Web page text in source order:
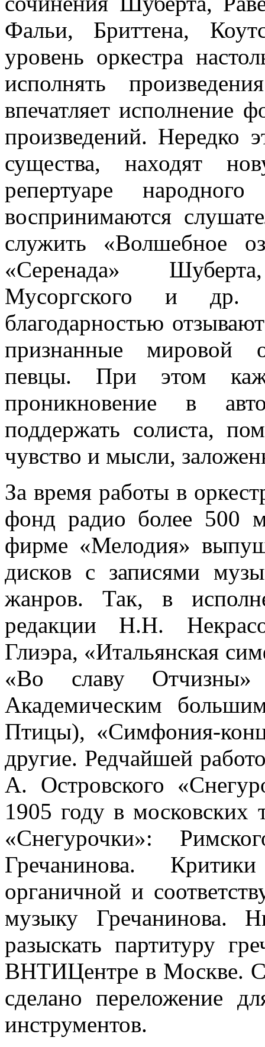
Фальи, Бриттена,
уровень оркестра
исполнять
впечатляет исполнение
произведений. Нередко
существа, находят
репертуаре
воспринимаются
служить «Волшебное
«Серенада»
Мусоргского и
благодарностью
признанные мировой
певцы. При этом
проникновение в
поддержать солиста,
чувство и мысли,
За время работы в
фонд радио более 500
фирме «Мелодия»
дисков с записями
жанров. Так, в
редакции Н.Н.
Глиэра, «Итальянская
«Во славу
Академическим
Птицы), «Симфония-
другие. Редчайшей
А. Островского
1905 году в московских
«Снегурочки»:
Гречанинова.
органичной и
музыку Гречанинова.
разыскать партитуру
ВНТИЦентре в Москве.
сделано переложение
инструментов.